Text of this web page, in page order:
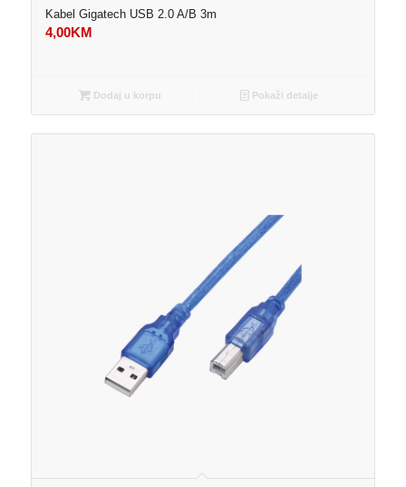
Kabel Gigatech USB 2.0 A/B 3m
4,00KM
Dodaj u korpu Pokaži detalje